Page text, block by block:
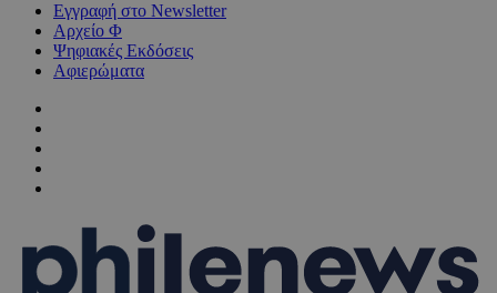
Εγγραφή στο Newsletter
Αρχείο Φ
Ψηφιακές Εκδόσεις
Αφιερώματα